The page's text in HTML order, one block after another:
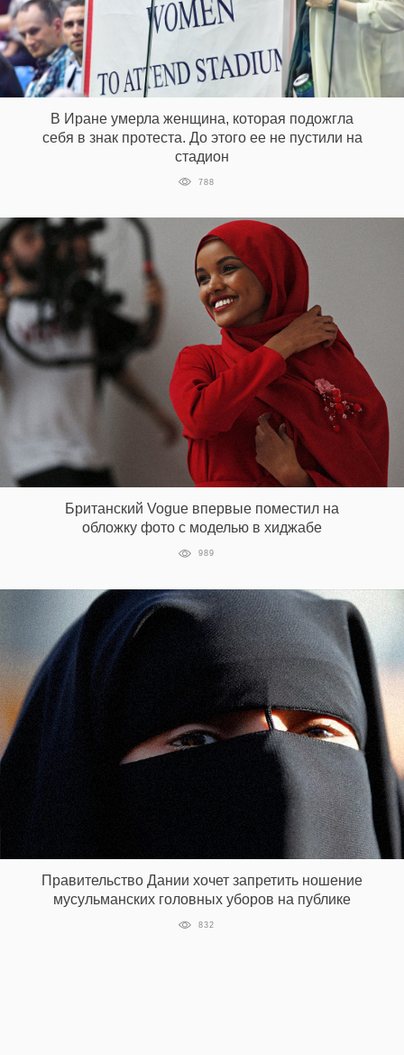
В Иране умерла женщина, которая подожгла
себя в знак протеста. До этого ее не пустили на
стадион
788
Британский Vogue впервые поместил на
обложку фото с моделью в хиджабе
989
Правительство Дании хочет запретить ношение
мусульманских головных уборов на публике
832